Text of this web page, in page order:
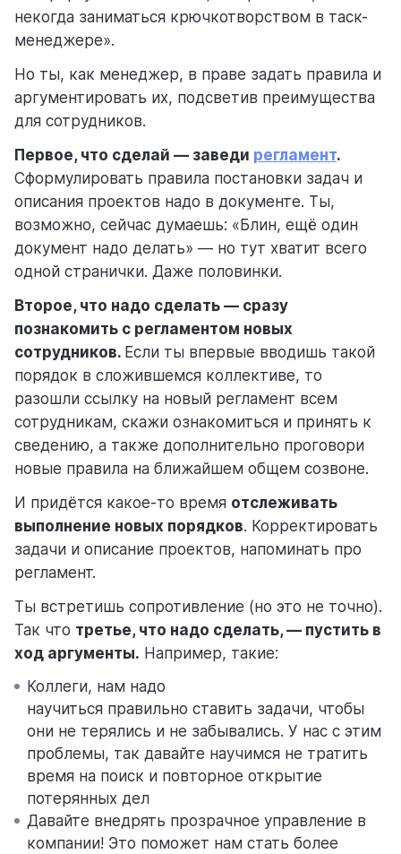
некогда заниматься крючкотворством в таск-
менеджере».
Но ты, как менеджер, в праве задать правила и
аргументировать их, подсветив преимущества
для сотрудников.
Первое, что сделай — заведи регламент.
Сформулировать правила постановки задач и
описания проектов надо в документе. Ты,
возможно, сейчас думаешь: «Блин, ещё один
документ надо делать» — но тут хватит всего
одной странички. Даже половинки.
Второе, что надо сделать — сразу
познакомить с регламентом новых
сотрудников. Если ты впервые вводишь такой
порядок в сложившемся коллективе, то
разошли ссылку на новый регламент всем
сотрудникам, скажи ознакомиться и принять к
сведению, а также дополнительно проговори
новые правила на ближайшем общем созвоне.
И придётся какое-то время отслеживать
выполнение новых порядков. Корректировать
задачи и описание проектов, напоминать про
регламент.
Ты встретишь сопротивление (но это не точно).
Так что третье, что надо сделать, — пустить в
ход аргументы. Например, такие:
Коллеги, нам надо
научиться правильно ставить задачи, чтобы
они не терялись и не забывались. У нас с этим
проблемы, так давайте научимся не тратить
время на поиск и повторное открытие
потерянных дел
Давайте внедрять прозрачное управление в
компании! Это поможет нам стать более